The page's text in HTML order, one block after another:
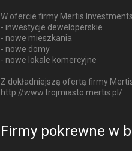
W ofercie firmy Mertis
- inwestycje deweloperskie
- nowe mieszkania
- nowe domy
- nowe lokale komercyjne
Z dokładniejszą ofertą firmy
http://www.trojmiasto.mertis.pl/
Firmy pokrewne w